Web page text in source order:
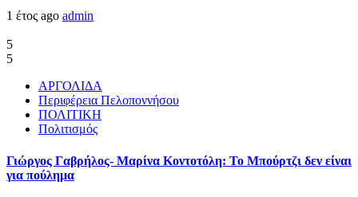
1 έτος ago admin
5
5
ΑΡΓΟΛΙΔΑ
Περιφέρεια Πελοποννήσου
ΠΟΛΙΤΙΚΗ
Πολιτισμός
Γιώργος Γαβρήλος- Μαρίνα Κοντοτόλη: Το Μπούρτζι δεν είναι
για πούλημα